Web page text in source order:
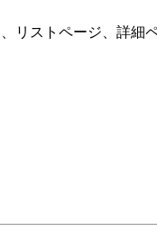
リストページ、詳細